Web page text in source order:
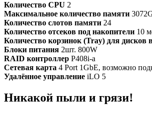
Количество CPU 2
Максимальное количество памяти
Количество слотов памяти 24
Количество отсеков под накопители 10
Количество корзинок (Tray) для дисков
Блоки питания 2шт. 800W
RAID контроллер P408i-a
Сетевая карта 4 Port 1GbE, возможно
Удалённое управление iLO 5
Никакой пыли и грязи!